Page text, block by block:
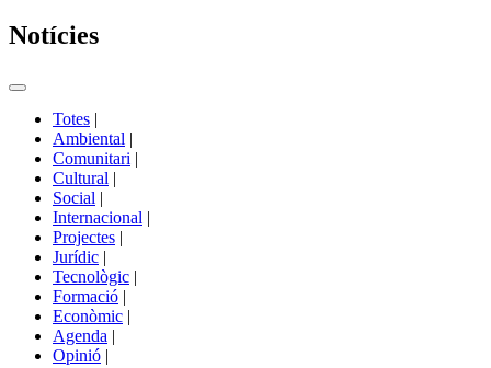
Notícies
Commutador
portals
Totes |
Ambiental |
Comunitari |
Cultural |
Social |
Internacional |
Projectes |
Jurídic |
Tecnològic |
Formació |
Econòmic |
Agenda |
Opinió |